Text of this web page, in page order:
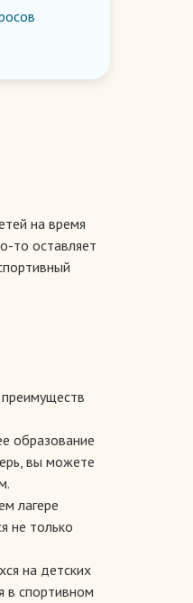
на время
то оставляет
образование
вы можете
лагере
не только
на детских
в спортивном